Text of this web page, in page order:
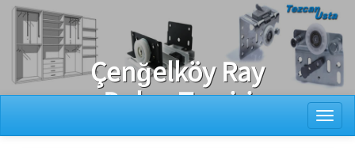
Ray Dolap Tamiri
Çenğelköy Ray
Dolap Tamiri